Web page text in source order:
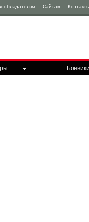
Сайтам Контакты
Боевики